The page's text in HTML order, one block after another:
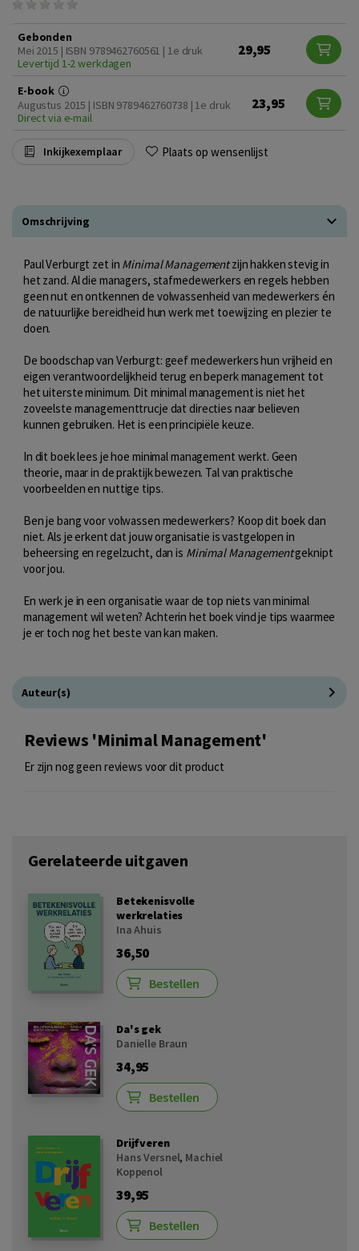
Gebonden
Mei 2015 | ISBN 9789462760561 | 1e druk
Levertijd 1-2 werkdagen
29,95
E-book
Augustus 2015 | ISBN 9789462760738 | 1e druk
Direct via e-mail
23,95
Inkijkexemplaar Plaats op wensenlijst
Omschrijving
Paul Verburgt zet in Minimal Managementzijn hakken stevig in
het zand. Al die managers, stafmedewerkers en regels hebben
geen nut en ontkennen de volwassenheid van medewerkers én
de natuurlijke bereidheid hun werk met toewijzing en plezier te
doen.
De boodschap van Verburgt: geef medewerkers hun vrijheid en
eigen verantwoordelijkheid terug en beperk management tot
het uiterste minimum. Dit minimal management is niet het
zoveelste managementtrucje dat directies naar believen
kunnen gebruiken. Het is een principiële keuze.
In dit boek lees je hoe minimal management werkt. Geen
theorie, maar in de praktijk bewezen. Tal van praktische
voorbeelden en nuttige tips.
Ben je bang voor volwassen medewerkers? Koop dit boek dan
niet. Als je erkent dat jouw organisatie is vastgelopen in
beheersing en regelzucht, dan is Minimal Managementgeknipt
voor jou.
En werk je in een organisatie waar de top niets van minimal
management wil weten? Achterin het boek vind je tips waarmee
je er toch nog het beste van kan maken.
Auteur(s)
Reviews 'Minimal Management'
Er zijn nog geen reviews voor dit product
Gerelateerde uitgaven
Betekenisvolle
werkrelaties
Ina Ahuis
36,50
Bestellen
Da's gek
Danielle Braun
34,95
Bestellen
Drijfveren
Hans Versnel, Machiel
Koppenol
39,95
Bestellen